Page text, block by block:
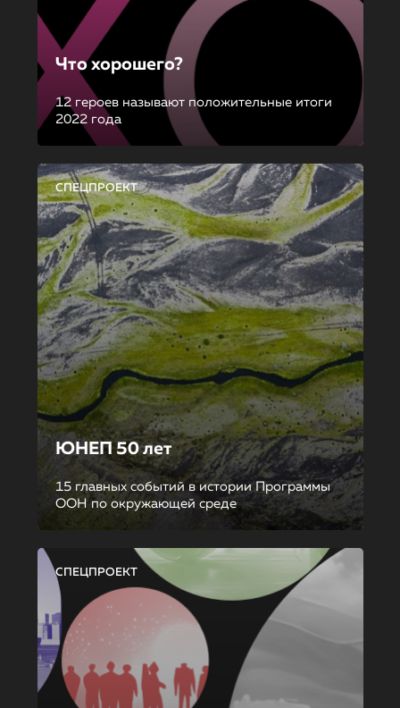
Что хорошего?
12 героев называют положительные итоги
2022 года
СПЕЦПРОЕКТ
ЮНЕП 50 лет
15 главных событий в истории Программы
ООН по окружающей среде
СПЕЦПРОЕКТ